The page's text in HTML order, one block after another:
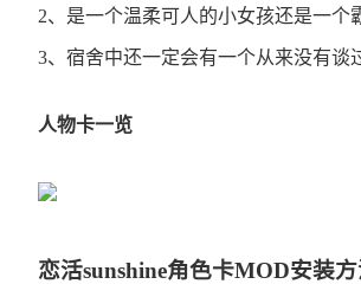
2、是一个温柔可人的小女孩还是一个
3、宿舍中还一定会有一个从来没有谈
人物卡一览
恋活sunshine角色卡MOD安装